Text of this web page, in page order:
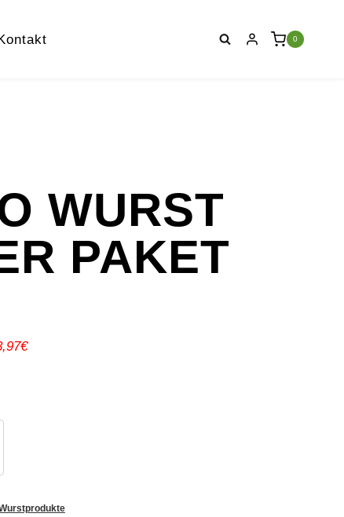
0
WURST
PAKET